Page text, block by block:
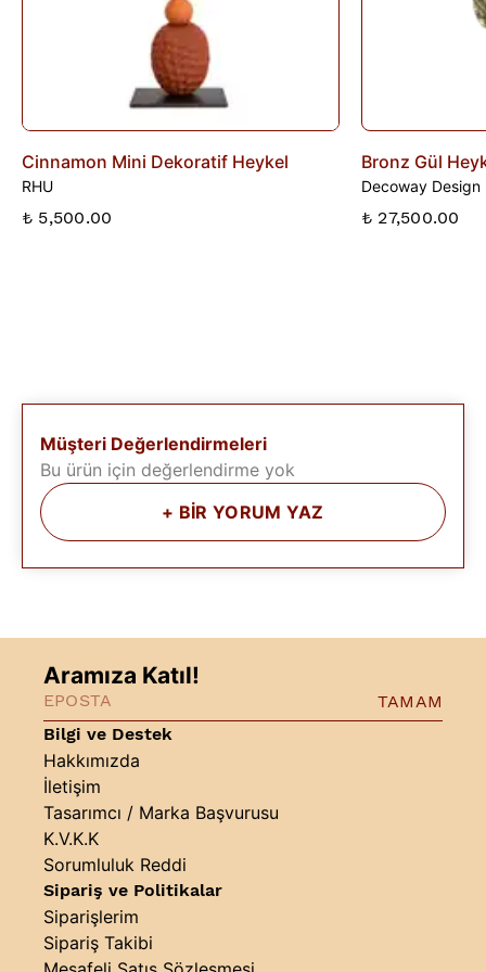
Cinnamon Mini Dekoratif Heykel
RHU
₺ 5,500.00
Bronz Gül
Decoway Design
₺ 27,500.00
Müşteri Değerlendirmeleri
Bu ürün için değerlendirme yok
+ BİR YORUM YAZ
Bilgi ve Destek
Hakkımızda
İletişim
Tasarımcı / Marka Başvurusu
K.V.K.K
Sorumluluk Reddi
Sipariş ve Politikalar
Siparişlerim
Sipariş Takibi
Aramıza Katıl!
TAMAM